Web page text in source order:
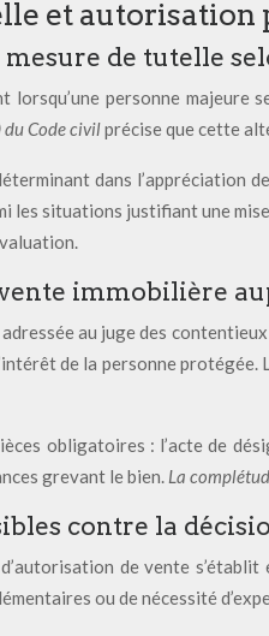
et autorisation
de tutelle
lorsqu’une personne
du Code civilprécise que cette
dans l’appréciation
situations justifiant une
immobilière
au juge des
de la personne
obligatoires : l’acte de
grevant le bien. La
contre la
d’autorisation de vente
ou de nécessité